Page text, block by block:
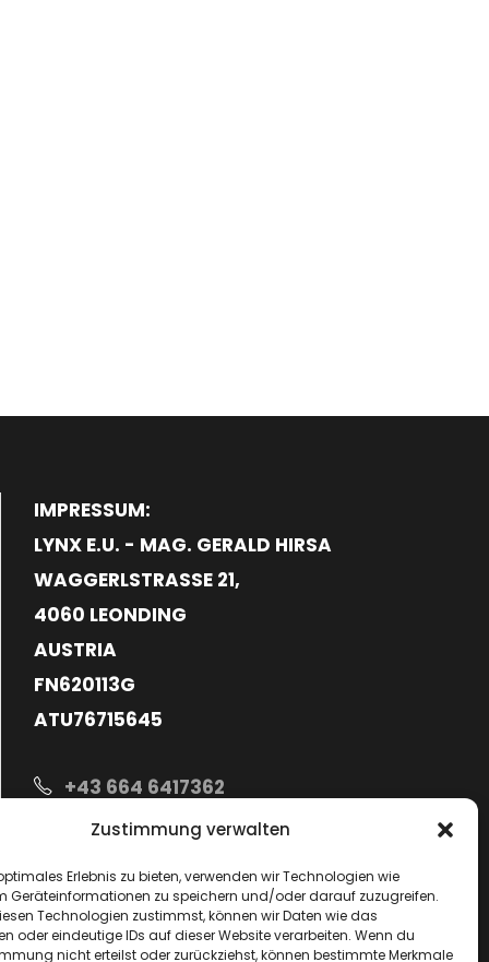
Zustimmung verwalten
Erlebnis zu bieten, verwenden wir Technologien wie
Geräteinformationen zu speichern und/oder darauf zuzugreifen.
Technologien zustimmst, können wir Daten wie das
oder eindeutige IDs auf dieser Website verarbeiten. Wenn du
nicht erteilst oder zurückziehst, können bestimmte Merkmale
IMPRESSUM:
LYNX E.U. - MAG. GERALD HIRSA
WAGGERLSTRASSE 21,
4060 LEONDING
AUSTRIA
FN620113G
ATU76715645
+43 664 6417362
hello@lynx-boxing.com